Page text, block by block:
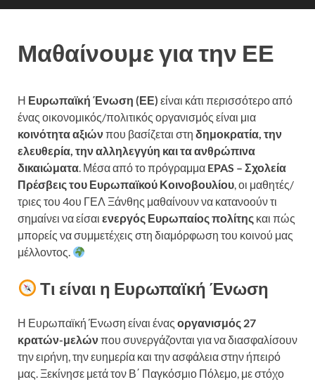
Μαθαίνουμε για την ΕΕ
Η Ευρωπαϊκή Ένωση (ΕΕ) είναι κάτι περισσότερο από
ένας οικονομικός/πολιτικός οργανισμός είναι μια
κοινότητα αξιώνπου βασίζεται στη δημοκρατία, την
ελευθερία, την αλληλεγγύη και τα ανθρώπινα
δικαιώματα. Μέσα από το πρόγραμμα EPAS – Σχολεία
Πρέσβεις του Ευρωπαϊκού Κοινοβουλίου, οι μαθητές/
τριες του 4ου ΓΕΛ Ξάνθης μαθαίνουν να κατανοούν τι
σημαίνει να είσαι ενεργός Ευρωπαίος πολίτης και πώς
μπορείς να συμμετέχεις στη διαμόρφωση του κοινού μας
μέλλοντος.
Τι είναι η Ευρωπαϊκή Ένωση
Η Ευρωπαϊκή Ένωση είναι ένας οργανισμός 27
κρατών-μελώνπου συνεργάζονται για να διασφαλίσουν
την ειρήνη, την ευημερία και την ασφάλεια στην ήπειρό
μας. Ξεκίνησε μετά τον Β΄ Παγκόσμιο Πόλεμο, με στόχο